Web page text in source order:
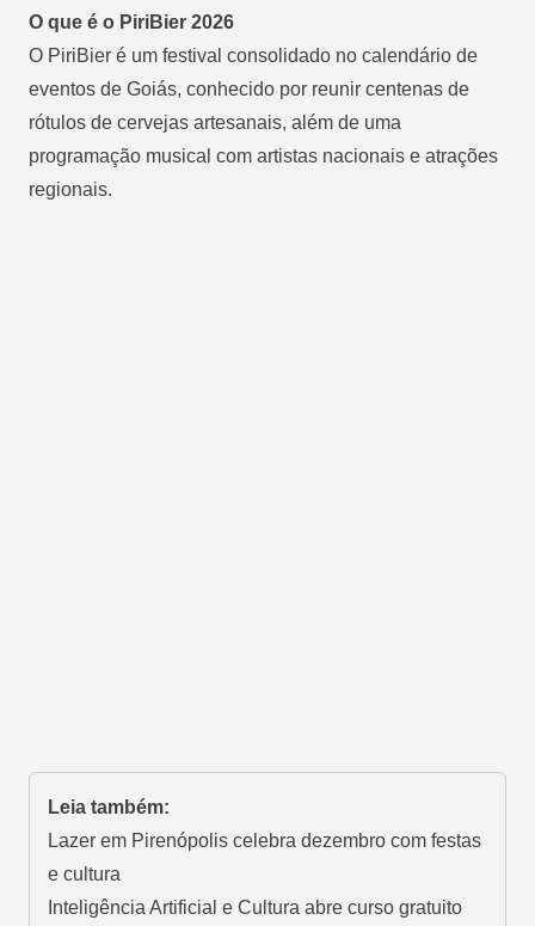
O que é o PiriBier 2026
O PiriBier é um festival consolidado no calendário de
eventos de Goiás, conhecido por reunir centenas de
rótulos de cervejas artesanais, além de uma
programação musical com artistas nacionais e atrações
regionais.
Leia também:
Lazer em Pirenópolis celebra dezembro com festas
e cultura
Inteligência Artificial e Cultura abre curso gratuito